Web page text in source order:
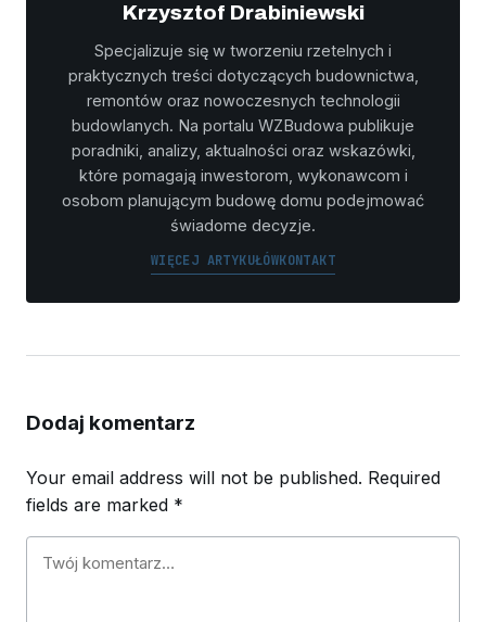
Krzysztof Drabiniewski
Specjalizuje się w tworzeniu rzetelnych i
praktycznych treści dotyczących budownictwa,
remontów oraz nowoczesnych technologii
budowlanych. Na portalu WZBudowa publikuje
poradniki, analizy, aktualności oraz wskazówki,
które pomagają inwestorom, wykonawcom i
osobom planującym budowę domu podejmować
świadome decyzje.
WIĘCEJ ARTYKUŁÓWKONTAKT
Dodaj komentarz
Your email address will not be published. Required
fields are marked *